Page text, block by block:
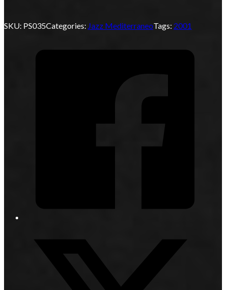
SKU: PS035Categories: Jazz MediterraneoTags: 2001